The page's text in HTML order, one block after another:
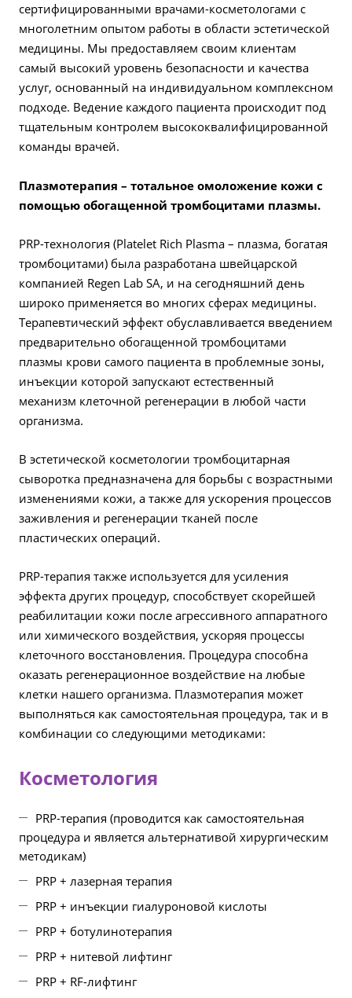
сертифицированными врачами-косметологами с
многолетним опытом работы в области эстетической
медицины. Мы предоставляем своим клиентам
самый высокий уровень безопасности и качества
услуг, основанный на индивидуальном комплексном
подходе. Ведение каждого пациента происходит под
тщательным контролем высококвалифицированной
команды врачей.
Плазмотерапия – тотальное омоложение кожи с
помощью обогащенной тромбоцитами плазмы.
PRP-технология (Platelet Rich Plasma – плазма, богатая
тромбоцитами) была разработана швейцарской
компанией Regen Lab SA, и на сегодняшний день
широко применяется во многих сферах медицины.
Терапевтический эффект обуславливается введением
предварительно обогащенной тромбоцитами
плазмы крови самого пациента в проблемные зоны,
инъекции которой запускают естественный
механизм клеточной регенерации в любой части
организма.
В эстетической косметологии тромбоцитарная
сыворотка предназначена для борьбы с возрастными
изменениями кожи, а также для ускорения процессов
заживления и регенерации тканей после
пластических операций.
PRP-терапия также используется для усиления
эффекта других процедур, способствует скорейшей
реабилитации кожи после агрессивного аппаратного
или химического воздействия, ускоряя процессы
клеточного восстановления. Процедура способна
оказать регенерационное воздействие на любые
клетки нашего организма. Плазмотерапия может
выполняться как самостоятельная процедура, так и в
комбинации со следующими методиками:
Косметология
PRP-терапия (проводится как самостоятельная
процедура и является альтернативой хирургическим
методикам)
PRP + лазерная терапия
PRP + инъекции гиалуроновой кислоты
PRP + ботулинотерапия
PRP + нитевой лифтинг
PRP + RF-лифтинг